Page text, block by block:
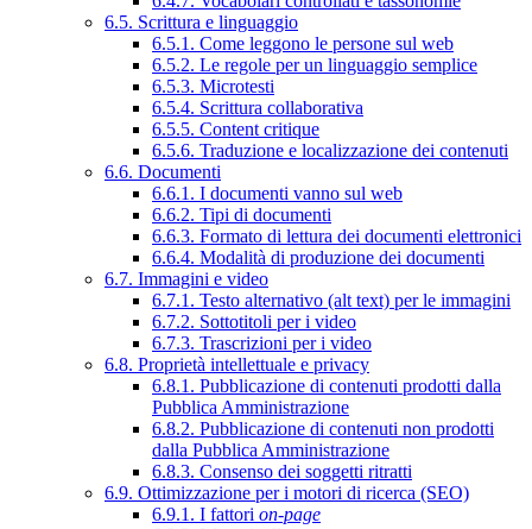
6.5. Scrittura e linguaggio
6.5.1. Come leggono le persone sul web
6.5.2. Le regole per un linguaggio semplice
6.5.3. Microtesti
6.5.4. Scrittura collaborativa
6.5.5. Content critique
6.5.6. Traduzione e localizzazione dei contenuti
6.6. Documenti
6.6.1. I documenti vanno sul web
6.6.2. Tipi di documenti
6.6.3. Formato di lettura dei documenti elettronici
6.6.4. Modalità di produzione dei documenti
6.7. Immagini e video
6.7.1. Testo alternativo (alt text) per le immagini
6.7.2. Sottotitoli per i video
6.7.3. Trascrizioni per i video
6.8. Proprietà intellettuale e privacy
6.8.1. Pubblicazione di contenuti prodotti dalla
Pubblica Amministrazione
6.8.2. Pubblicazione di contenuti non prodotti
dalla Pubblica Amministrazione
6.8.3. Consenso dei soggetti ritratti
6.9. Ottimizzazione per i motori di ricerca (SEO)
6.9.1. I fattori on-page